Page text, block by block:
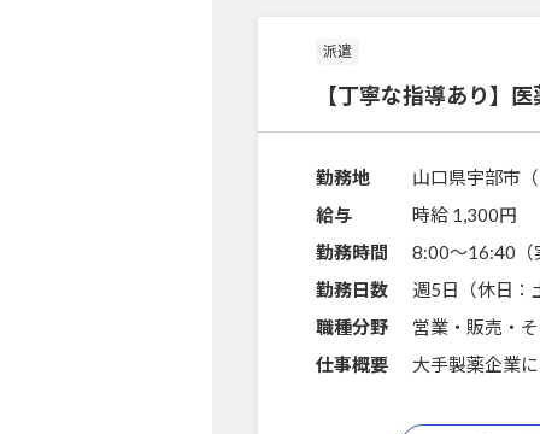
派遣
【丁寧な指導あり】
勤務地
山口県宇部市
給与
時給 1,300円
勤務時間
8:00～16:40（
勤務日数
週5日（休日：
職種分野
営業・販売・
仕事概要
大手製薬企業